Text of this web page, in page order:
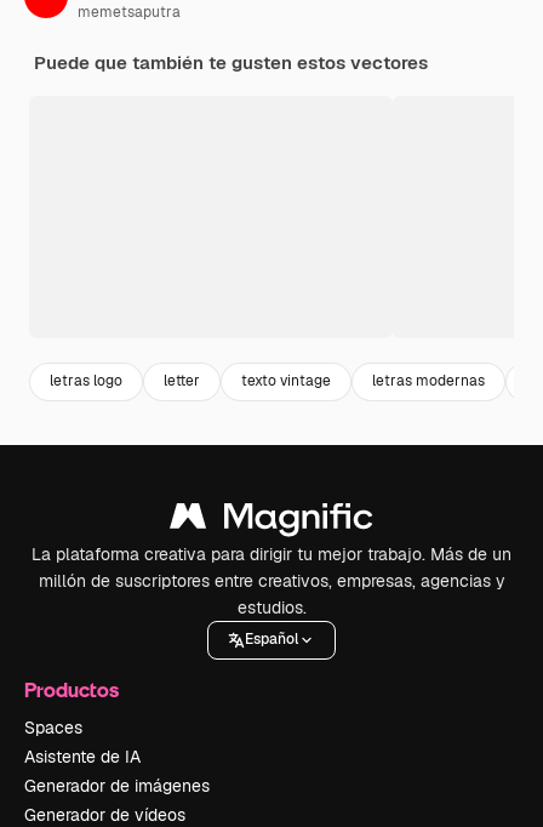
memetsaputra
Puede que también te gusten estos vectores
letras logo letter texto vintage letras modernas
La plataforma creativa para dirigir tu mejor trabajo. Más de un
millón de suscriptores entre creativos, empresas, agencias y
estudios.
Español
Productos
Spaces
Asistente de IA
Generador de imágenes
Generador de vídeos